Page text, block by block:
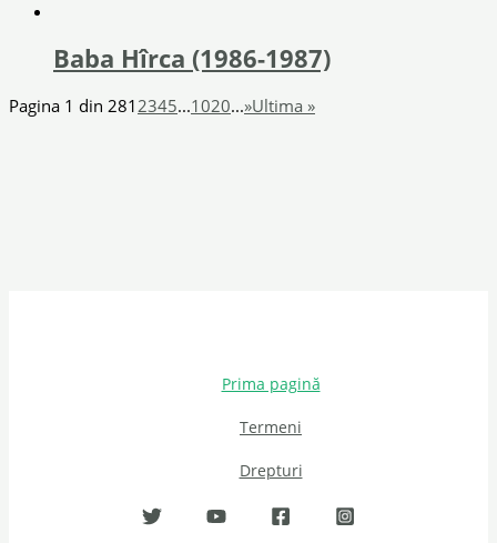
Baba Hîrca (1986-1987)
Pagina 1 din 2812345...1020...»Ultima »
Prima pagină
Termeni
Drepturi